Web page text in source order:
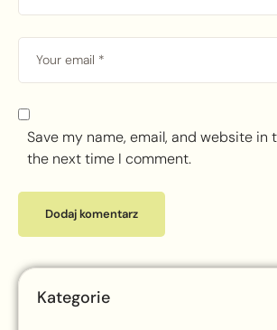
Save my name, email, and website in
the next time I comment.
Kategorie